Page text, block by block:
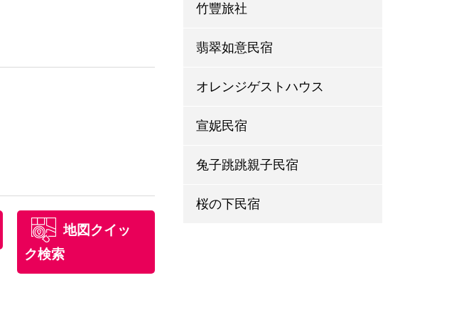
地図クイッ
ク検索
竹豐旅社
翡翠如意民宿
オレンジゲストハウス
宣妮民宿
兔子跳跳親子民宿
桜の下民宿